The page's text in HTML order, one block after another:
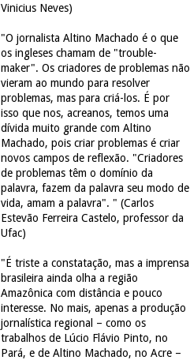
Vinicius Neves)
"O jornalista Altino Machado é o que
os ingleses chamam de "trouble-
maker". Os criadores de problemas não
vieram ao mundo para resolver
problemas, mas para criá-los. É por
isso que nos, acreanos, temos uma
dívida muito grande com Altino
Machado, pois criar problemas é criar
novos campos de reflexão. "Criadores
de problemas têm o domínio da
palavra, fazem da palavra seu modo de
vida, amam a palavra". " (Carlos
Estevão Ferreira Castelo, professor da
Ufac)
"É triste a constatação, mas a imprensa
brasileira ainda olha a região
Amazônica com distância e pouco
interesse. No mais, apenas a produção
jornalística regional – como os
trabalhos de Lúcio Flávio Pinto, no
Pará, e de Altino Machado, no Acre –